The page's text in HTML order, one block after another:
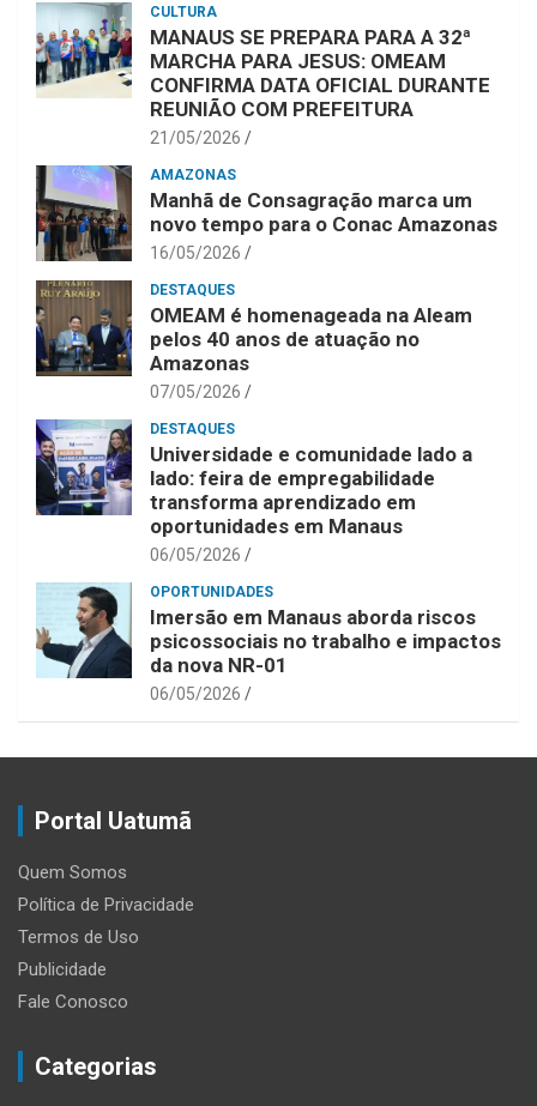
CULTURA
MANAUS SE PREPARA PARA A 32ª
MARCHA PARA JESUS: OMEAM
CONFIRMA DATA OFICIAL DURANTE
REUNIÃO COM PREFEITURA
21/05/2026
AMAZONAS
Manhã de Consagração marca um
novo tempo para o Conac Amazonas
16/05/2026
DESTAQUES
OMEAM é homenageada na Aleam
pelos 40 anos de atuação no
Amazonas
07/05/2026
DESTAQUES
Universidade e comunidade lado a
lado: feira de empregabilidade
transforma aprendizado em
oportunidades em Manaus
06/05/2026
OPORTUNIDADES
Imersão em Manaus aborda riscos
psicossociais no trabalho e impactos
da nova NR-01
06/05/2026
Portal Uatumã
Quem Somos
Política de Privacidade
Termos de Uso
Publicidade
Fale Conosco
Categorias